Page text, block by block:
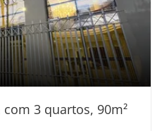
3 quartos, 90m²